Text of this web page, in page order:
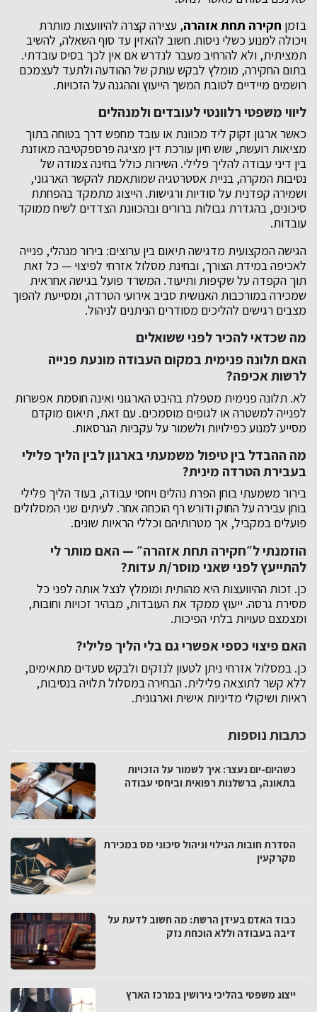
בזמן חקירה תחת אזהרה, עצירה קצרה להיוועצות מותרת
ויכולה למנוע כשלי ניסוח. חשוב להאזין עד סוף השאלה, להשיב
תמציתית, ולא להרחיב מעבר לנדרש אם אין לכך בסיס עובדתי.
בתום החקירה, מומלץ לבקש עותק של ההודעה ולתעד לעצמכם
רושמים מיידיים לטובת המשך הייעוץ וההגנה על הזכויות.
ליווי משפטי רלוונטי לעובדים ולמנהלים
כאשר ארגון זקוק ליד מכוונת או עובד מחפש דרך בטוחה בתוך
מציאות רועשת, שוש חיון עורכת דין מציגה פרספקטיבה מאוזנת
בין דיני עבודה להליך פלילי. השירות כולל בחינה צמודה של
נסיבות המקרה, בניית אסטרטגיה שמותאמת להקשר הארגוני,
ושמירה קפדנית על סודיות ורגישות. הייצוג מתמקד בהפחתת
סיכונים, בהגדרת גבולות ברורים ובהכוונת הצדדים לשיח ממוקד
עובדות.
הגישה המקצועית מדגישה תיאום בין ערוצים: בירור מנהלי, פנייה
לאכיפה במידת הצורך, ובחינת מסלול אזרחי לפיצוי — כל זאת
תוך הקפדה על שקיפות ותיעוד. המשרד פועל בגישה אחראית
שמכירה במורכבות האנושית סביב אירועי הטרדה, ומסייעת להפוך
מצבים רגישים להליכים מסודרים הניתנים לניהול.
מה שכדאי להכיר לפני ששואלים
האם תלונה פנימית במקום העבודה מונעת פנייה
לרשות אכיפה?
לא. תלונה פנימית מטפלת בהיבט הארגוני ואינה חוסמת אפשרות
לפנייה למשטרה או לגופים מוסמכים. עם זאת, תיאום מוקדם
מסייע למנוע כפילויות ולשמור על עקביות הגרסאות.
מה ההבדל בין טיפול משמעתי בארגון לבין הליך פלילי
בעבירת הטרדה מינית?
בירור משמעתי בוחן הפרת נהלים ויחסי עבודה, בעוד הליך פלילי
בוחן עבירה על החוק ודורש רף הוכחה אחר. לעיתים שני המסלולים
פועלים במקביל, אך מטרותיהם וכללי הראיות שונים.
הוזמנתי ל״חקירה תחת אזהרה״ — האם מותר לי
להתייעץ לפני שאני מוסר/ת עדות?
כן. זכות ההיוועצות היא מהותית ומומלץ לנצל אותה לפני כל
מסירת גרסה. ייעוץ ממקד את העובדות, מבהיר זכויות וחובות,
ומצמצם טעויות בלתי הפיכות.
האם פיצוי כספי אפשרי גם בלי הליך פלילי?
כן. במסלול אזרחי ניתן לטעון לנזקים ולבקש סעדים מתאימים,
ללא קשר לתוצאה פלילית. הבחירה במסלול תלויה בנסיבות,
ראיות ושיקולי מדיניות אישית וארגונית.
כתבות נוספות
כשהיום-יום נעצר: איך לשמור על הזכויות
בתאונה, ברשלנות רפואית וביחסי עבודה
הסדרת חובות הגילוי וניהול סיכוני מס במכירת
מקרקעין
כבוד האדם בעידן הרשת: מה חשוב לדעת על
דיבה בעבודה וללא הוכחת נזק
ייצוג משפטי בהליכי גירושין במרכז הארץ